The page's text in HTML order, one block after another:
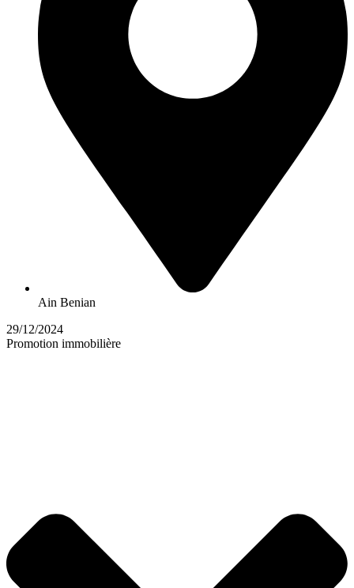
Ain Benian
29/12/2024
Promotion immobilière